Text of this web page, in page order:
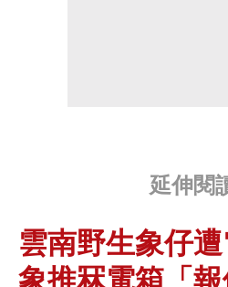
延伸閱
雲南野生象仔
象推冧電箱「